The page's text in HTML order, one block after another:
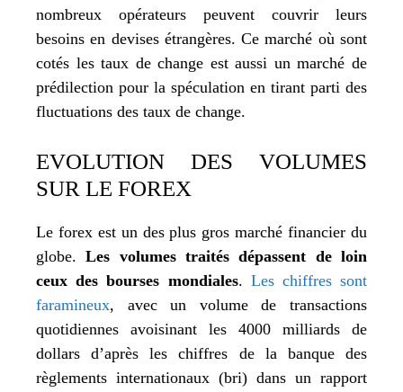
nombreux opérateurs peuvent couvrir leurs
besoins en devises étrangères. Ce marché où sont
cotés les taux de change est aussi un marché de
prédilection pour la spéculation en tirant parti des
fluctuations des taux de change.
EVOLUTION DES VOLUMES
SUR LE FOREX
Le forex est un des plus gros marché financier du
globe.Les volumes traités dépassent de loin
ceux des bourses mondiales. Les chiffres sont
faramineux, avec un volume de transactions
quotidiennes avoisinant les 4000 milliards de
dollars d’après les chiffres de la banque des
règlements internationaux (bri) dans un rapport